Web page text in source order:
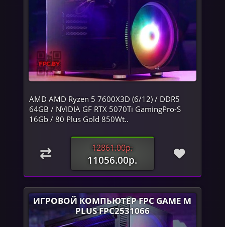
AMD AMD Ryzen 5 7600X3D (6/12) / DDR5
64GB / NVIDIA GF RTX 5070Ti GamingPro-S
16Gb / 80 Plus Gold 850Wt..
12861.00р.
11056.00р.
ИГРОВОЙ КОМПЬЮТЕР FPC GAME M
PLUS FPC2531066